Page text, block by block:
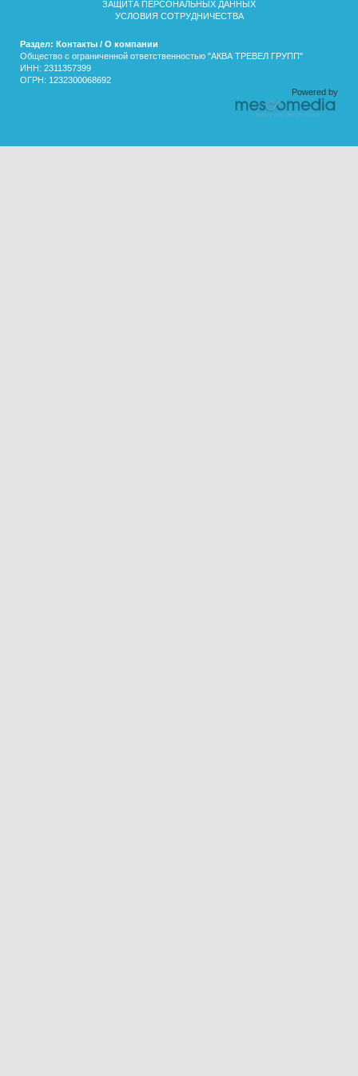
ЗАЩИТА ПЕРСОНАЛЬНЫХ ДАННЫХ
УСЛОВИЯ СОТРУДНИЧЕСТВА
Раздел: Контакты / О компании
Общество с ограниченной ответственностью "АКВА ТРЕВЕЛ ГРУПП"
ИНН: 2311357399
ОГРН: 1232300068692
Powered by